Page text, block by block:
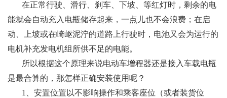
在正常行驶、滑行、刹车、下坡、等红灯时，剩余的电
能就会自动充入电瓶储存起来，一点儿也不会浪费；在启
动、上坡或在崎岖泥泞的道路上行驶时，电池又会为运行的
电机补充发电机组所供不足的电能。
所以根据这个原理来说电动车增程器还是接入车载电瓶
是最合算的，那怎样正确安装使用呢？
1、安置位置以不影响操作和乘客座位（或者装货位